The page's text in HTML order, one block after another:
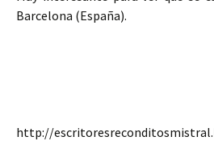
Barcelona (España).
http://